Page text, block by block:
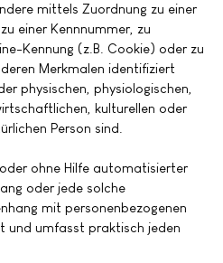
mittels Zuordnung zu einer
einer Kennnummer, zu
Kennung (z.B. Cookie) oder zu
Merkmalen identifiziert
physischen, physiologischen,
kulturellen oder
Person sind.
ohne Hilfe automatisierter
oder jede solche
mit personenbezogenen
und umfasst praktisch jeden